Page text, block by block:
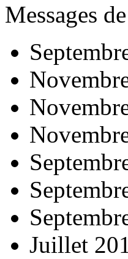
Messages
Juillet